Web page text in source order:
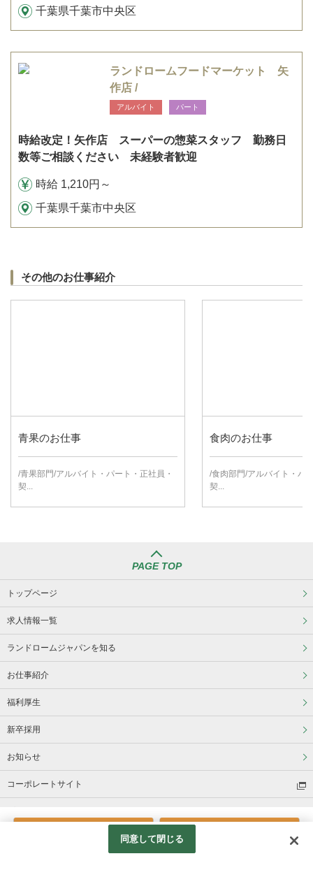
千葉県千葉市中央区
ランドロームフードマーケット 矢
作店 /
アルバイト パート
時給改定！矢作店 スーパーの惣菜スタッフ 勤務日
数等ご相談ください 未経験者歓迎
時給 1,210円～
千葉県千葉市中央区
その他のお仕事紹介
青果のお仕事
/青果部門/アルバイト・パート・正社員・
契...
食肉のお仕事
/食肉部門/アルバイト・パ
契...
PAGE TOP
トップページ
求人情報一覧
ランドロームジャパンを知る
お仕事紹介
福利厚生
新卒採用
お知らせ
コーポレートサイト
© LANDROME JAPAN.,LTD All Rights Reserved.
同意して閉じる